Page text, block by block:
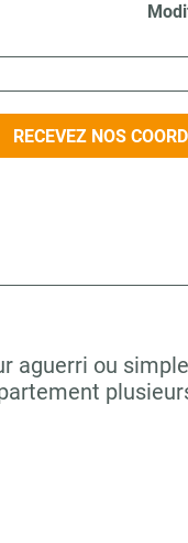
RECEVEZ NOS
aguerri ou